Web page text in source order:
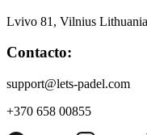
Lvivo 81, Vilnius Lithuania
Contacto:
support@lets-padel.com
+370 658 00855